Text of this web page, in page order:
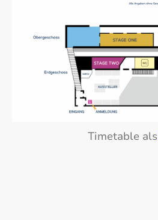
Timetable als